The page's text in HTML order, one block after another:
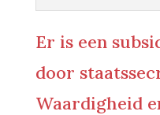
Er is een
door
Waardigheid